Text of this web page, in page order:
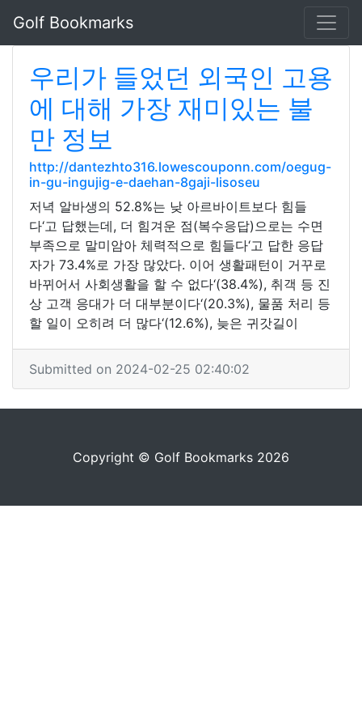
Golf Bookmarks
우리가 들었던 외국인 고용
에 대해 가장 재미있는 불
만 정보
http://dantezhto316.lowescouponn.com/oegug-
in-gu-ingujig-e-daehan-8gaji-lisoseu
저녁 알바생의 52.8%는 낮 아르바이트보다 힘들
다‘고 답했는데, 더 힘겨운 점(복수응답)으로는 수면
부족으로 말미암아 체력적으로 힘들다‘고 답한 응답
자가 73.4%로 가장 많았다. 이어 생활패턴이 거꾸로
바뀌어서 사회생활을 할 수 없다‘(38.4%), 취객 등 진
상 고객 응대가 더 대부분이다‘(20.3%), 물품 처리 등
할 일이 오히려 더 많다‘(12.6%), 늦은 귀갓길이
Submitted on 2024-02-25 02:40:02
Copyright © Golf Bookmarks 2026